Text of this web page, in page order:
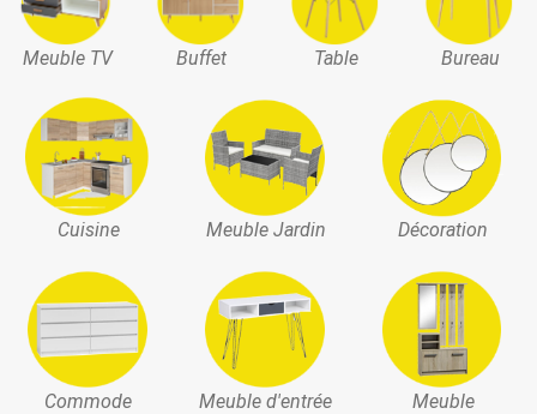
Meuble TV Buffet Table Bureau
Cuisine Meuble Jardin Décoration
Commode Meuble d'entrée
Meuble